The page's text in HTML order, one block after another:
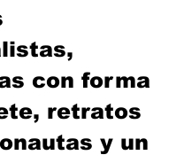
con forma
retratos
y un